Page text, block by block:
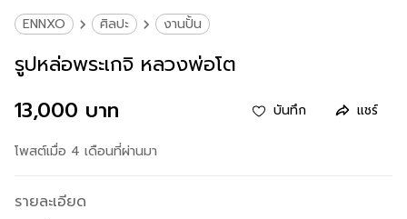
ENNXO ศิลปะ งานปั้น
รูปหล่อพระเกจิ หลวงพ่อโต
13,000 บาท
บันทึก แชร์
โพสต์เมื่อ 4 เดือนที่ผ่านมา
รายละเอียด